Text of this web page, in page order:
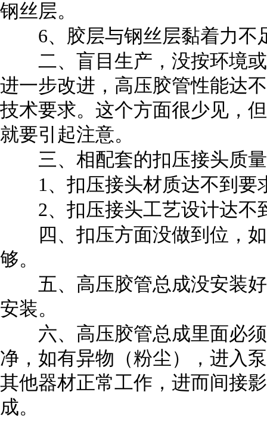
钢丝层。
6、 胶层与钢丝层黏着力不
二、盲目生产，没按环境或
进一步改进，高压胶管性能达
技术要求。这个方面很少见，
就要引起注意。
三、相配套的扣压接头质量
1、扣压接头材质达不到要
2、扣压接头工艺设计达不
四、扣压方面没做到位，如
够。
五、高压胶管总成没安装好
安装。
六、高压胶管总成里面必须
净，如有异物（粉尘），进入
其他器材正常工作，进而间接
成。